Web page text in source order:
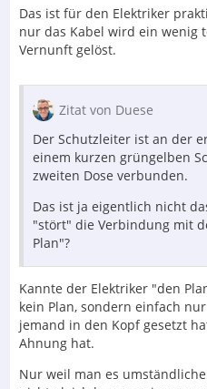
Das ist für den Elektriker
nur das Kabel wird ein wenig
Vernunft gelöst.
Zitat von Duese
Der Schutzleiter ist an der
einem kurzen grüngelben
zweiten Dose verbunden.
Das ist ja eigentlich nicht
"stört" die Verbindung mit
Plan"?
Kannte der Elektriker "den
kein Plan, sondern einfach
jemand in den Kopf gesetzt
Ahnung hat.
Nur weil man es